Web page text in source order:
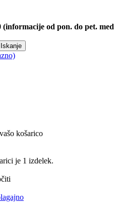
(informacije od pon. do pet.
Iskanje
košarico
je 1 izdelek.